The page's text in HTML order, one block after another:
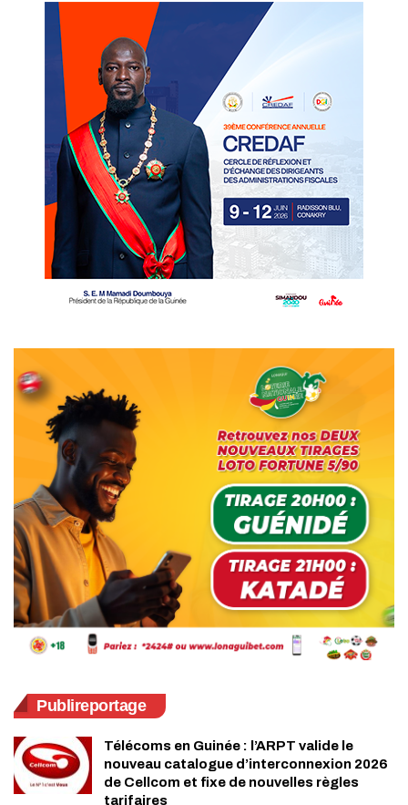
Publireportage
Télécoms en Guinée : l’ARPT valide le
nouveau catalogue d’interconnexion 2026
de Cellcom et fixe de nouvelles règles
tarifaires